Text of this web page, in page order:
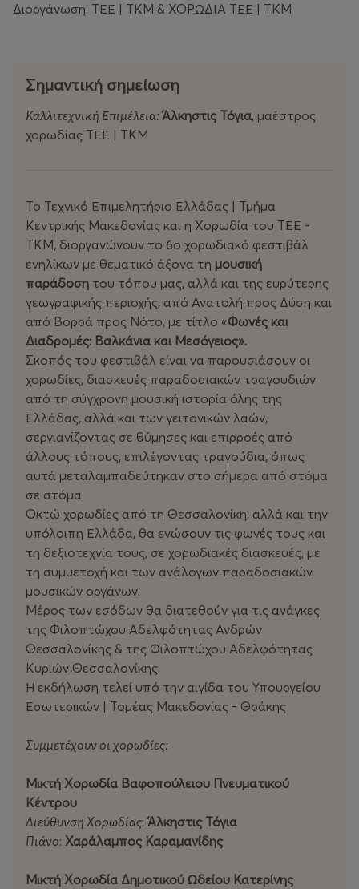
Διοργάνωση: ΤΕΕ | ΤΚΜ & ΧΟΡΩΔΙΑ ΤΕΕ | ΤΚΜ
Σημαντική σημείωση
Καλλιτεχνική Επιμέλεια:Άλκηστις Τόγια, μαέστρος
χορωδίας ΤΕΕ | ΤΚΜ
Το Τεχνικό Επιμελητήριο Ελλάδας | Τμήμα
Κεντρικής Μακεδονίας και η Χορωδία του ΤΕΕ -
ΤΚΜ, διοργανώνουν το 6ο χορωδιακό φεστιβάλ
ενηλίκων με θεματικό άξονα τη μουσική
παράδοση του τόπου μας, αλλά και της ευρύτερης
γεωγραφικής περιοχής, από Ανατολή προς Δύση και
από Βορρά προς Νότο, με τίτλο «Φωνές και
Διαδρομές: Βαλκάνια και Μεσόγειος».
Σκοπός του φεστιβάλ είναι να παρουσιάσουν οι
χορωδίες, διασκευές παραδοσιακών τραγουδιών
από τη σύγχρονη μουσική ιστορία όλης της
Ελλάδας, αλλά και των γειτονικών λαών,
σεργιανίζοντας σε θύμησες και επιρροές από
άλλους τόπους, επιλέγοντας τραγούδια, όπως
αυτά μεταλαμπαδεύτηκαν στο σήμερα από στόμα
σε στόμα.
Οκτώ χορωδίες από τη Θεσσαλονίκη, αλλά και την
υπόλοιπη Ελλάδα, θα ενώσουν τις φωνές τους και
τη δεξιοτεχνία τους, σε χορωδιακές διασκευές, με
τη συμμετοχή και των ανάλογων παραδοσιακών
μουσικών οργάνων.
Μέρος των εσόδων θα διατεθούν για τις ανάγκες
της Φιλοπτώχου Αδελφότητας Ανδρών
Θεσσαλονίκης & της Φιλοπτώχου Αδελφότητας
Κυριών Θεσσαλονίκης.
Η εκδήλωση τελεί υπό την αιγίδα του Υπουργείου
Εσωτερικών | Τομέας Μακεδονίας - Θράκης
Συμμετέχουν οι χορωδίες:
Μικτή Χορωδία Βαφοπούλειου Πνευματικού
Κέντρου
Διεύθυνση Χορωδίας:Άλκηστις Τόγια
Πιάνο: Χαράλαμπος Καραμανίδης
Μικτή Χορωδία Δημοτικού Ωδείου Κατερίνης